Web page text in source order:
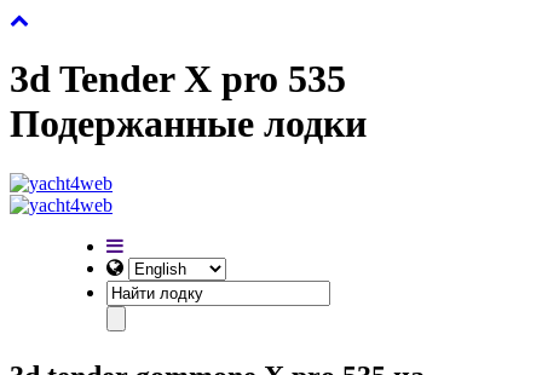
3d Tender X pro 535
Подержанные лодки